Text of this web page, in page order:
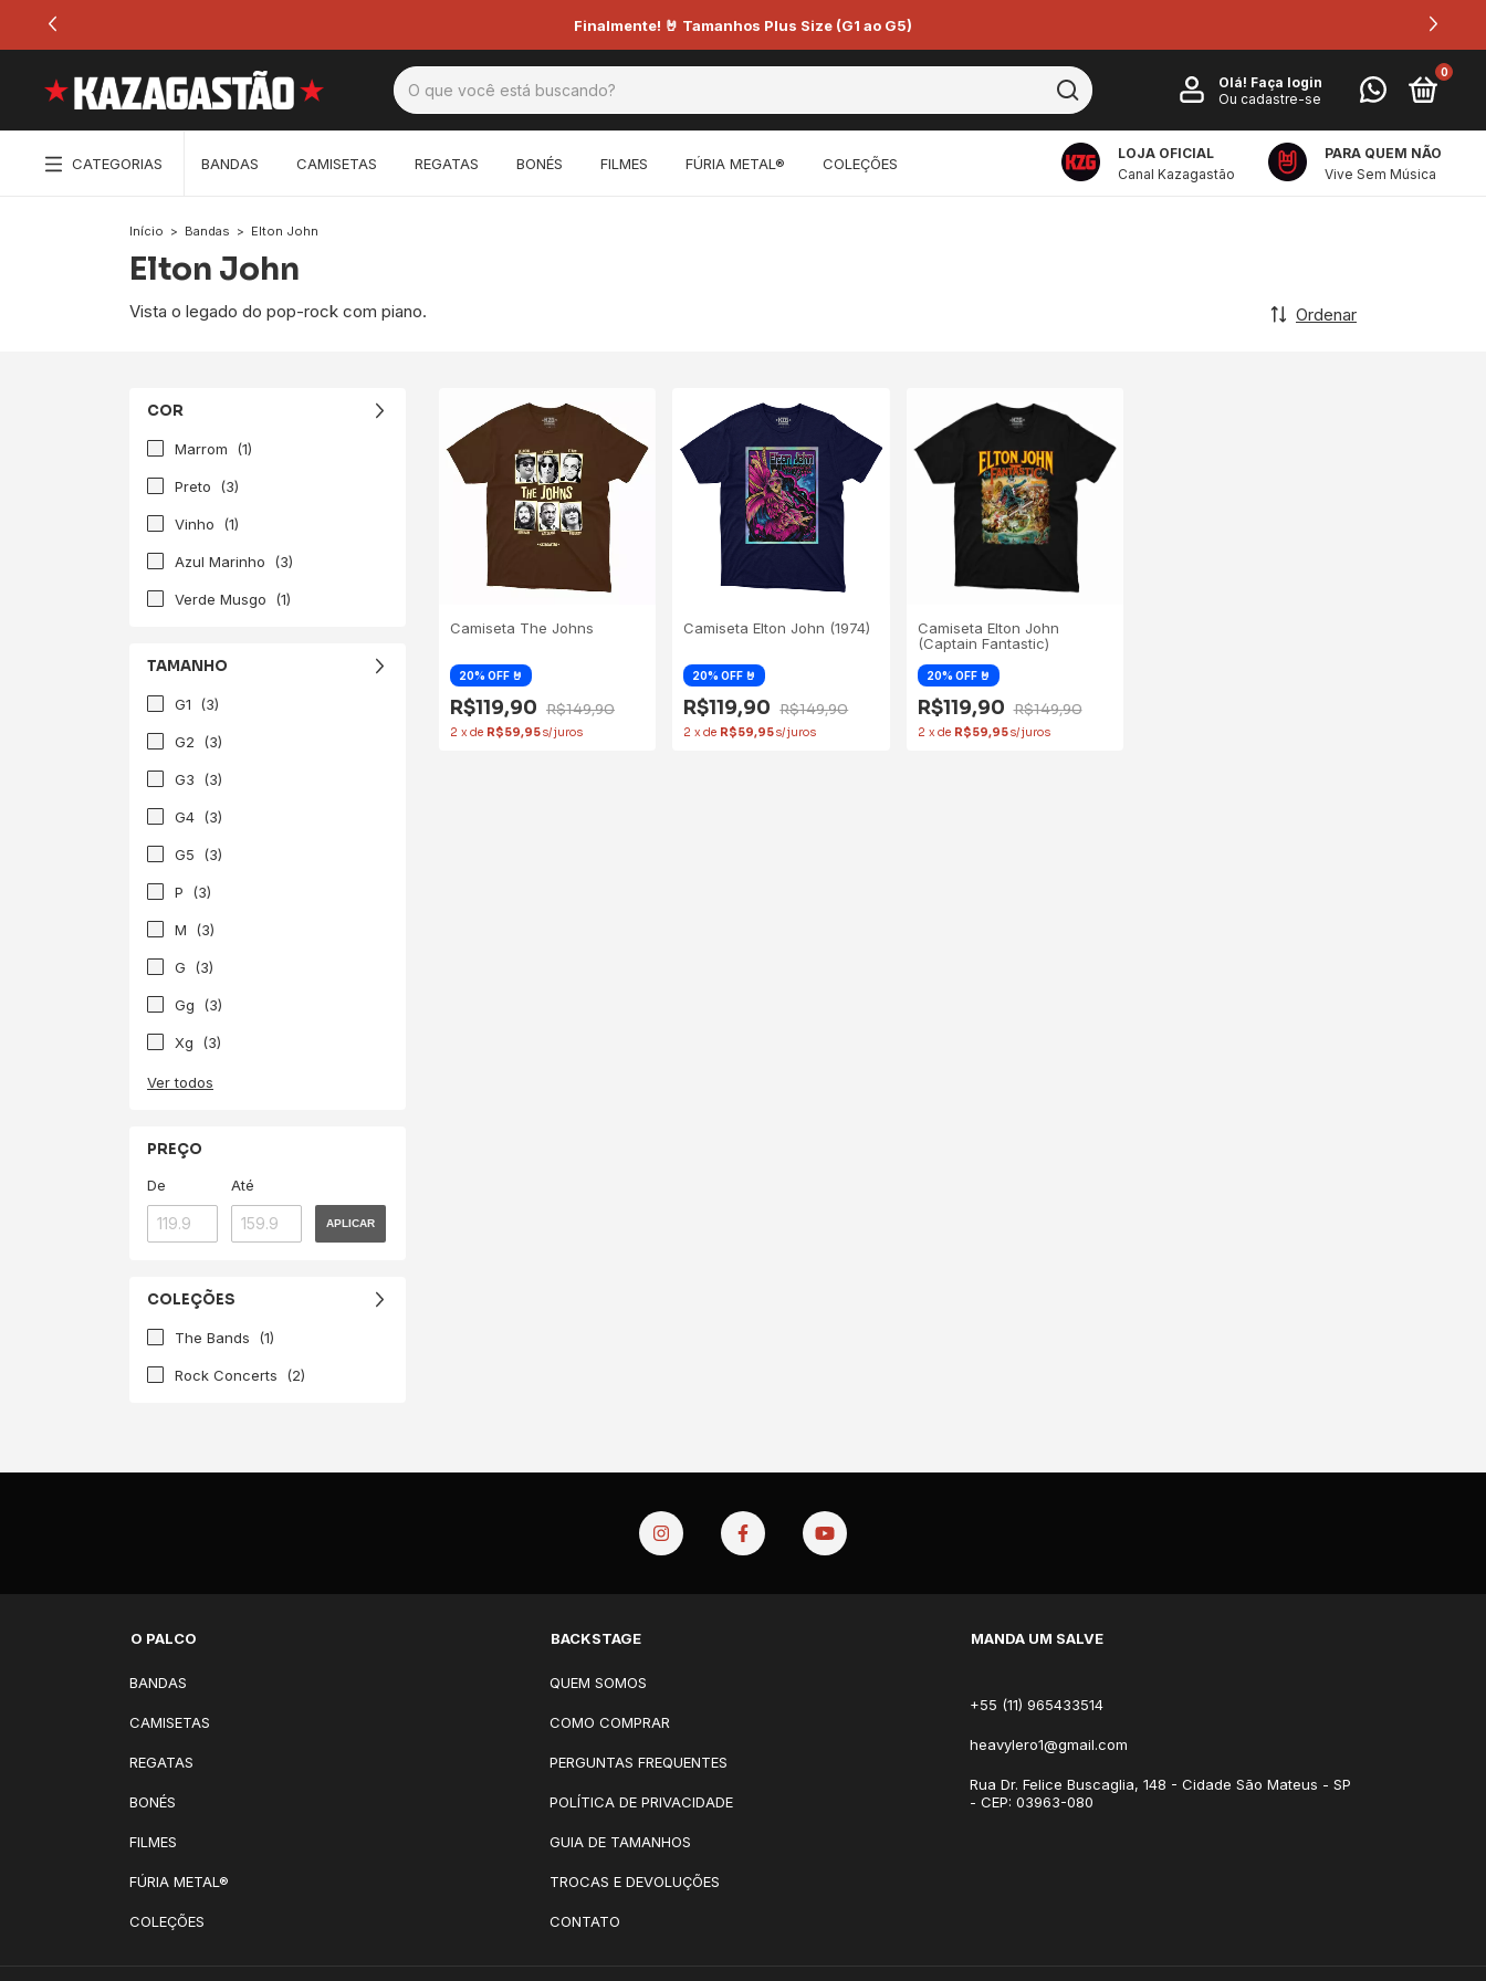
Finalmente! 🤘 Tamanhos Plus Size (G1 ao G5)
Olá! Faça login
Ou cadastre-se
0
CATEGORIAS BANDAS CAMISETAS REGATAS BONÉS FILMES FÚRIA METAL® COLEÇÕES
LOJA OFICIAL
Canal Kazagastão
PARA QUEM NÃO
Vive Sem Música
Início > Bandas > Elton John
Elton John
Vista o legado do pop-rock com piano. Ordenar
COR
Marrom (1)
Preto (3)
Vinho (1)
Azul Marinho (3)
Verde Musgo (1)
TAMANHO
G1 (3)
G2 (3)
G3 (3)
G4 (3)
G5 (3)
P (3)
M (3)
G (3)
Gg (3)
Xg (3)
Ver todos
PREÇO
De Até
APLICAR
COLEÇÕES
The Bands (1)
Rock Concerts (2)
Camiseta The Johns
R$119,90 R$149,90
2 x de R$59,95
Camiseta Elton John (1974)
R$119,90 R$149,90
2 xde R$59,95
Camiseta Elton John
(Captain Fantastic)
R$119,90 R$149,90
2 x de R$59,95
O PALCO
BANDAS
CAMISETAS
REGATAS
BONÉS
FILMES
FÚRIA METAL®
COLEÇÕES
BACKSTAGE
QUEM SOMOS
COMO COMPRAR
PERGUNTAS FREQUENTES
POLÍTICA DE PRIVACIDADE
GUIA DE TAMANHOS
TROCAS E DEVOLUÇÕES
CONTATO
MANDA UM SALVE
+55 (11) 965433514
heavylero1@gmail.com
Rua Dr. Felice Buscaglia, 148 - Cidade São Mateus - SP
- CEP: 03963-080